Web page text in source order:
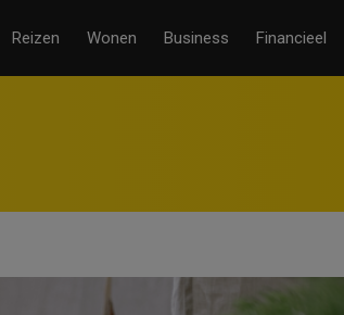
Reizen Wonen Business Financieel